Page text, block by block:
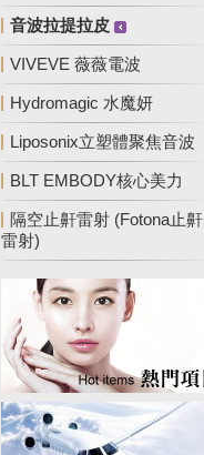
音波拉提拉皮
VIVEVE 薇薇電波
Hydromagic 水魔妍
Liposonix立塑體聚焦音波
BLT EMBODY核心美力
隔空止鼾雷射 (Fotona止鼾
雷射)